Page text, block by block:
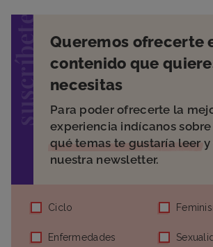
Queremos ofrecerte
contenido que
necesitas
Para poder ofrecerte la
experiencia indícanos sobre
qué temas te gustaría leer y
nuestra newsletter.
Ciclo
Enfermedades